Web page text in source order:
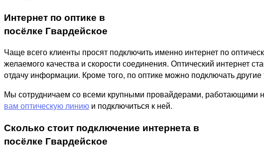
Интернет по оптике в
посёлке Гвардейское
Чаще всего клиенты просят подключить именно интернет по
желаемого качества и скорости соединения. Оптический интернет
отдачу информации. Кроме того, по оптике можно подключать другие
Мы сотрудничаем со всеми крупными провайдерами, работающими
вам оптическую линию и подключиться к ней.
Сколько стоит подключение интернета в
посёлке Гвардейское